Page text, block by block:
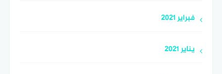
فبراير 2021
يناير 2021